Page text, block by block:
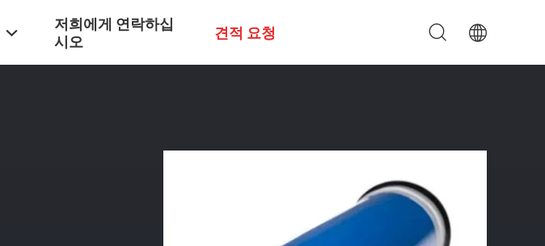
저희에게 연락하십
시오
견적 요청